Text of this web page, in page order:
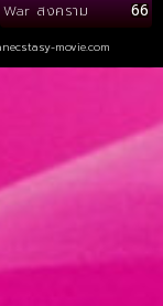
War สงคราม 66
movie.com